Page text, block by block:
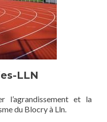
LLN
l’agrandissement et la
du Blocry à Lln.